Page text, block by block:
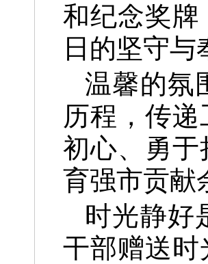
和纪念奖
日的坚守
温馨的氛
历程，传
初心、勇
育强市贡献
时光静好
干部赠送